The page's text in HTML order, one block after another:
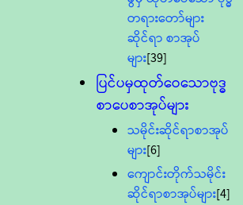
တရားတော်များ
ဆိုင်ရာ စာအုပ်
များ[39]
ပြင်ပမှထုတ်ဝေသောဗုဒ္ဓ
စာပေစာအုပ်များ
သမိုင်းဆိုင်ရာစာအုပ်
များ[6]
ကျောင်းတိုက်သမိုင်း
ဆိုင်ရာစာအုပ်များ[4]